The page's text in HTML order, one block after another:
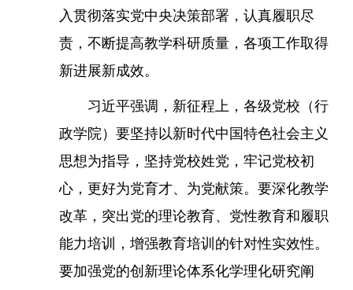
入贯彻落实党中央决策部署，认真履职尽
责，不断提高教学科研质量，各项工作取得
新进展新成效。
习近平强调，新征程上，各级党校（行
政学院）要坚持以新时代中国特色社会主义
思想为指导，坚持党校姓党，牢记党校初
心，更好为党育才、为党献策。要深化教学
改革，突出党的理论教育、党性教育和履职
能力培训，增强教育培训的针对性实效性。
要加强党的创新理论体系化学理化研究阐